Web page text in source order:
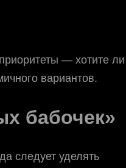
— хотите ли
вариантов.
бабочек»
следует уделять